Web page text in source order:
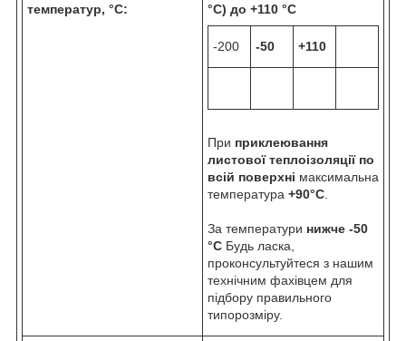
температур, °C:
°C) до +110 °C
-200 -50 +110
При приклеювання
листової теплоізоляції по
всій поверхні максимальна
температура +90°C
За температури нижче -50
°C Будь ласка,
проконсультуйтеся з нашим
технічним фахівцем для
підбору правильного
типорозміру.